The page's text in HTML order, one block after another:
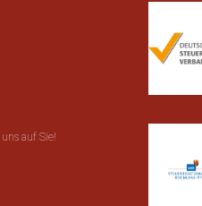
auf Sie!